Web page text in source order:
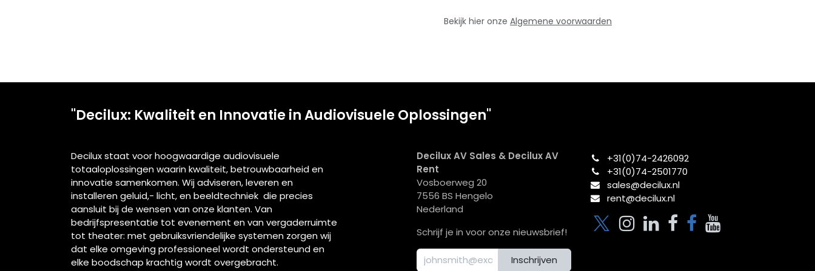
Bekijk hier onze Algemene voorwaarden
"Decilux: Kwaliteit en Innovatie in Audiovisuele Oplossingen"
Decilux staat voor hoogwaardige audiovisuele
totaaloplossingen waarin kwaliteit, betrouwbaarheid en
innovatie samenkomen. Wij adviseren, leveren en
installeren geluid,- licht, en beeldtechniek die precies
aansluit bij de wensen van onze klanten. Van
bedrijfspresentatie tot evenement en van vergaderruimte
tot theater: met gebruiksvriendelijke systemen zorgen wij
dat elke omgeving professioneel wordt ondersteund en
elke boodschap krachtig wordt overgebracht.
Decilux AV Sales & Decilux AV
Rent
Vosboerweg 20
7556 BS Hengelo
Nederland
Schrijf je in voor onze nieuwsbrief!
Inschrijven
+31(0)74-2426092​
+31(0)74-2501770
sales@decilux.nl
rent@decilux.nl